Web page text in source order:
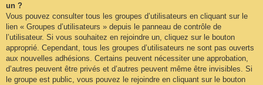
un ?
Vous pouvez consulter tous les groupes d’utilisateurs en cliquant sur le
lien « Groupes d’utilisateurs » depuis le panneau de contrôle de
l’utilisateur. Si vous souhaitez en rejoindre un, cliquez sur le bouton
approprié. Cependant, tous les groupes d’utilisateurs ne sont pas ouverts
aux nouvelles adhésions. Certains peuvent nécessiter une approbation,
d’autres peuvent être privés et d’autres peuvent même être invisibles. Si
le groupe est public, vous pouvez le rejoindre en cliquant sur le bouton